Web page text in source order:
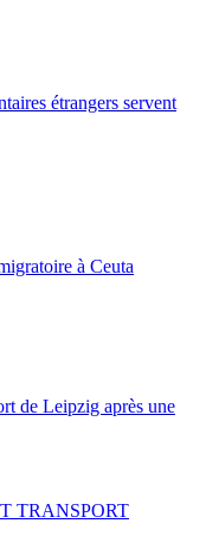
étrangers servent
à Ceuta
de Leipzig après une
TRANSPORT